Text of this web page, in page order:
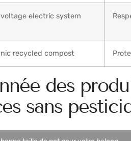
electric system
recycled compost
des
sans